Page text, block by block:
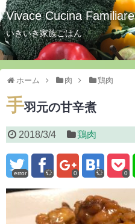
Vivace Cucina Familiare
いきいき家族ごはん
ホーム 肉 鶏肉
手羽元の甘辛煮
2018/3/4 鶏肉
error 0 0